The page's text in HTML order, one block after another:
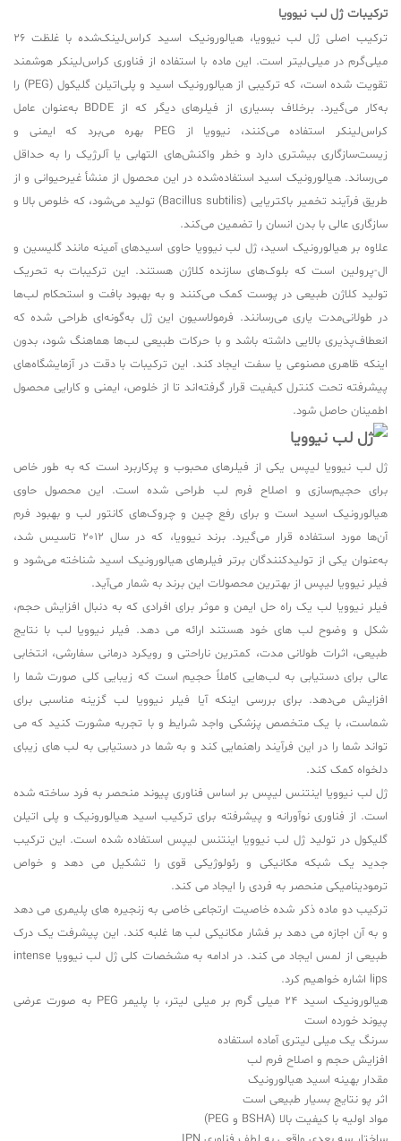
ترکیبات ژل لب نیوویا
ترکیب اصلی ژل لب نیوویا، هیالورونیک اسید کراس‌لینک‌شده با غلظت 26
میلی‌گرم در میلی‌لیتر است. این ماده با استفاده از فناوری کراس‌لینکر هوشمند
تقویت شده است، که ترکیبی از هیالورونیک اسید و پلی‌اتیلن گلیکول (PEG) را
به‌کار می‌گیرد. برخلاف بسیاری از فیلرهای دیگر که از BDDE به‌عنوان عامل
کراس‌لینکر استفاده می‌کنند، نیوویا از PEG بهره می‌برد که ایمنی و
زیست‌سازگاری بیشتری دارد و خطر واکنش‌های التهابی یا آلرژیک را به حداقل
می‌رساند. هیالورونیک اسید استفاده‌شده در این محصول از منشأ غیرحیوانی و از
طریق فرآیند تخمیر باکتریایی (Bacillus subtilis) تولید می‌شود، که خلوص بالا و
سازگاری عالی با بدن انسان را تضمین می‌کند.
علاوه بر هیالورونیک اسید، ژل لب نیوویا حاوی اسیدهای آمینه مانند گلیسین و
ال-پرولین است که بلوک‌های سازنده کلاژن هستند. این ترکیبات به تحریک
تولید کلاژن طبیعی در پوست کمک می‌کنند و به بهبود بافت و استحکام لب‌ها
در طولانی‌مدت یاری می‌رسانند. فرمولاسیون این ژل به‌گونه‌ای طراحی شده که
انعطاف‌پذیری بالایی داشته باشد و با حرکات طبیعی لب‌ها هماهنگ شود، بدون
اینکه ظاهری مصنوعی یا سفت ایجاد کند. این ترکیبات با دقت در آزمایشگاه‌های
پیشرفته تحت کنترل کیفیت قرار گرفته‌اند تا از خلوص، ایمنی و کارایی محصول
اطمینان حاصل شود.
ژل لب نیوویا لیپس یکی از فیلرهای محبوب و پرکاربرد است که به طور خاص
برای حجیم‌سازی و اصلاح فرم لب طراحی شده است. این محصول حاوی
هیالورونیک اسید است و برای رفع چین و چروک‌های کانتور لب و بهبود فرم
آن‌ها مورد استفاده قرار می‌گیرد. برند نیوویا، که در سال 2012 تاسیس شد،
به‌عنوان یکی از تولیدکنندگان برتر فیلرهای هیالورونیک اسید شناخته می‌شود و
فیلر نیوویا لیپس از بهترین محصولات این برند به شمار می‌آید.
فیلر نیوویا لب یک راه حل ایمن و موثر برای افرادی که به دنبال افزایش حجم،
شکل و وضوح لب های خود هستند ارائه می دهد. فیلر نیوویا لب با نتایج
طبیعی، اثرات طولانی مدت، کمترین ناراحتی و رویکرد درمانی سفارشی، انتخابی
عالی برای دستیابی به لب‌هایی کاملاً حجیم است که زیبایی کلی صورت شما را
افزایش می‌دهد. برای بررسی اینکه آیا فیلر نیوویا لب گزینه مناسبی برای
شماست، با یک متخصص پزشکی واجد شرایط و با تجربه مشورت کنید که می
تواند شما را در این فرآیند راهنمایی کند و به شما در دستیابی به لب های زیبای
دلخواه کمک کند.
ژل لب نیوویا اینتنس لیپس بر اساس فناوری پیوند منحصر به فرد ساخته شده
است. از فناوری نوآورانه و پیشرفته برای ترکیب اسید هیالورونیک و پلی اتیلن
گلیکول در تولید ژل لب نیوویا اینتنس لیپس استفاده شده است. این ترکیب
جدید یک شبکه مکانیکی و رئولوژیکی قوی را تشکیل می دهد و خواص
ترمودینامیکی منحصر به فردی را ایجاد می کند.
ترکیب دو ماده ذکر شده خاصیت ارتجاعی خاصی به زنجیره های پلیمری می دهد
و به آن اجازه می دهد بر فشار مکانیکی لب ها غلبه کند. این پیشرفت یک درک
طبیعی از لمس ایجاد می کند. در ادامه به مشخصات کلی ژل لب نیوویا intense
lips اشاره خواهیم کرد.
هیالورونیک اسید 24 میلی گرم بر میلی لیتر، با پلیمر PEG به صورت عرضی
پیوند خورده است
سرنگ یک میلی لیتری آماده استفاده
افزایش حجم و اصلاح فرم لب
مقدار بهینه اسید هیالورونیک
اثر پو نتایج بسیار طبیعی است
مواد اولیه با کیفیت بالا (BSHA و PEG)